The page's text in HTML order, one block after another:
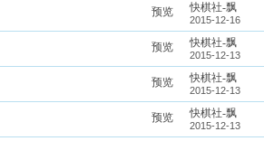
预览 快棋社-飘
2015-12-16
预览 快棋社-飘
2015-12-13
预览 快棋社-飘
2015-12-13
预览 快棋社-飘
2015-12-13